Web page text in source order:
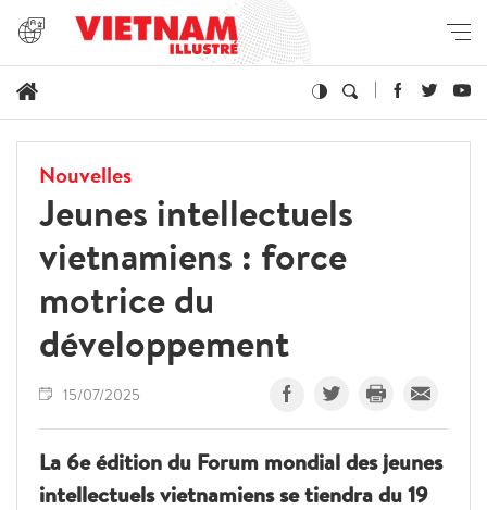
Nouvelles
Jeunes intellectuels
vietnamiens : force
motrice du
développement
15/07/2025
La 6e édition du Forum mondial des jeunes
intellectuels vietnamiens se tiendra du 19